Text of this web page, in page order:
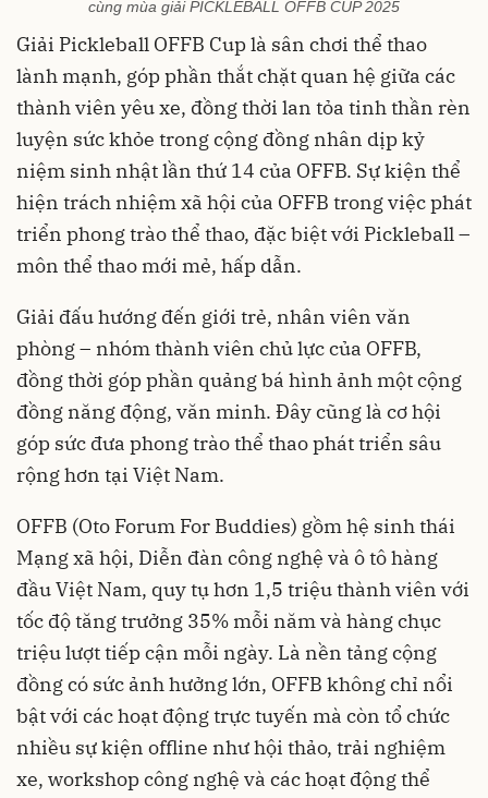
cùng mùa giải PICKLEBALL OFFB CUP 2025
Giải Pickleball OFFB Cup là sân chơi thể thao
lành mạnh, góp phần thắt chặt quan hệ giữa các
thành viên yêu xe, đồng thời lan tỏa tinh thần rèn
luyện sức khỏe trong cộng đồng nhân dịp kỷ
niệm sinh nhật lần thứ 14 của OFFB. Sự kiện thể
hiện trách nhiệm xã hội của OFFB trong việc phát
triển phong trào thể thao, đặc biệt với Pickleball –
môn thể thao mới mẻ, hấp dẫn.
Giải đấu hướng đến giới trẻ, nhân viên văn
phòng – nhóm thành viên chủ lực của OFFB,
đồng thời góp phần quảng bá hình ảnh một cộng
đồng năng động, văn minh. Đây cũng là cơ hội
góp sức đưa phong trào thể thao phát triển sâu
rộng hơn tại Việt Nam.
OFFB (Oto Forum For Buddies) gồm hệ sinh thái
Mạng xã hội, Diễn đàn công nghệ và ô tô hàng
đầu Việt Nam, quy tụ hơn 1,5 triệu thành viên với
tốc độ tăng trưởng 35% mỗi năm và hàng chục
triệu lượt tiếp cận mỗi ngày. Là nền tảng cộng
đồng có sức ảnh hưởng lớn, OFFB không chỉ nổi
bật với các hoạt động trực tuyến mà còn tổ chức
nhiều sự kiện offline như hội thảo, trải nghiệm
xe, workshop công nghệ và các hoạt động thể